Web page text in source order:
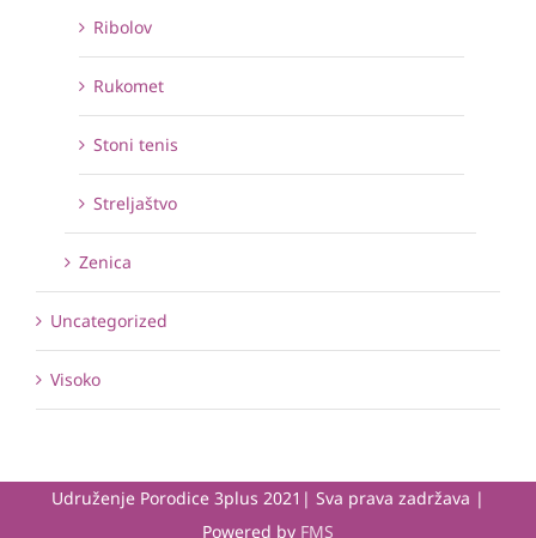
Ribolov
Rukomet
Stoni tenis
Streljaštvo
Zenica
Uncategorized
Visoko
Udruženje Porodice 3plus 2021| Sva prava zadržava |
Powered by FMS